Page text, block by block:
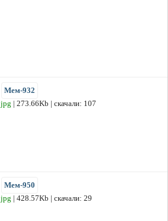
Мем-932
jpg | 273.66Kb | скачали: 107
Мем-950
jpg | 428.57Kb | скачали: 29